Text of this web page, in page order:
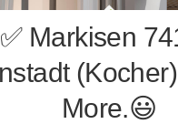
✅ Markisen
More.😃